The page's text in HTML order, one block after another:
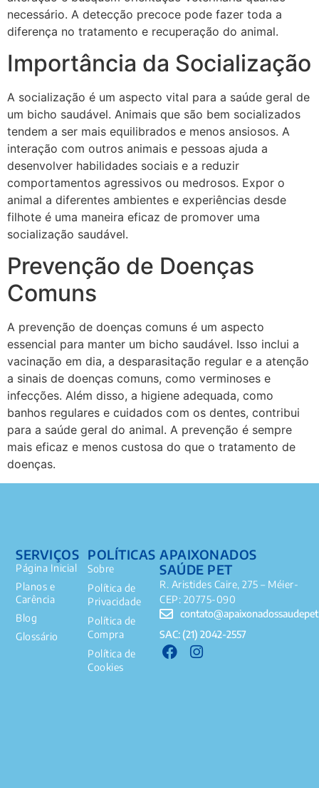
necessário. A detecção precoce pode fazer toda a
diferença no tratamento e recuperação do animal.
Importância da Socialização
A socialização é um aspecto vital para a saúde geral de
um bicho saudável. Animais que são bem socializados
tendem a ser mais equilibrados e menos ansiosos. A
interação com outros animais e pessoas ajuda a
desenvolver habilidades sociais e a reduzir
comportamentos agressivos ou medrosos. Expor o
animal a diferentes ambientes e experiências desde
filhote é uma maneira eficaz de promover uma
socialização saudável.
Prevenção de Doenças
Comuns
A prevenção de doenças comuns é um aspecto
essencial para manter um bicho saudável. Isso inclui a
vacinação em dia, a desparasitação regular e a atenção
a sinais de doenças comuns, como verminoses e
infecções. Além disso, a higiene adequada, como
banhos regulares e cuidados com os dentes, contribui
para a saúde geral do animal. A prevenção é sempre
mais eficaz e menos custosa do que o tratamento de
doenças.
POLÍTICAS
Sobre
Política de
Privacidade
Política de
Compra
Política de
Cookies
SERVIÇOS
Página Inicial
Planos e
Carência
Blog
Glossário
APAIXONADOS
SAÚDE PET
R. Aristides Caire, 275 – Méier-
CEP: 20775-090
SAC: (21) 2042-2557